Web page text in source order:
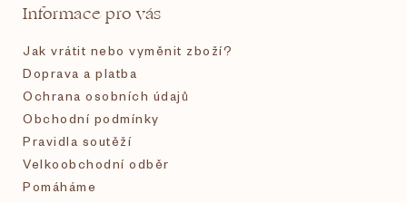
Informace pro vás
Jak vrátit nebo vyměnit zboží?
Doprava a platba
Ochrana osobních údajů
Obchodní podmínky
Pravidla soutěží
Velkoobchodní odběr
Pomáháme